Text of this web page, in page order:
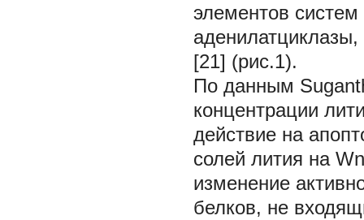
элементов
аденилатциклазы,
[21] (рис.1).
По данным
концентрации
действие на
солей лития на
изменение
белков, не